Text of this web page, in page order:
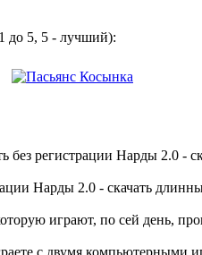
до 5, 5 - лучший):
без регистрации Нарды 2.0 -
Нарды 2.0 - скачать
играют, по сей день,
с двумя компьютерными